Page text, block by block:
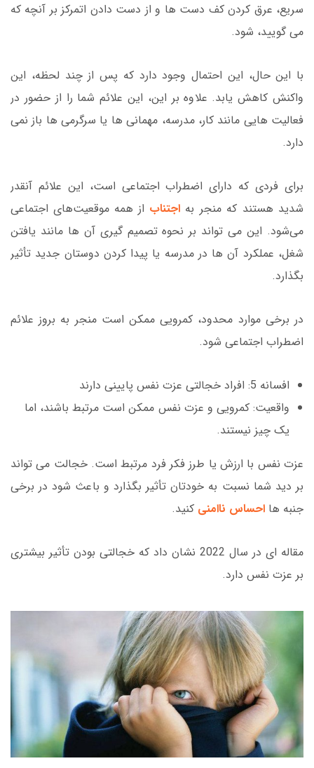
سریع، عرق کردن کف دست ها و از دست دادن اتمرکز بر آنچه که
می گویید، شود.
با این حال، این احتمال وجود دارد که پس از چند لحظه، این
واکنش کاهش یابد. علاوه بر این، این علائم شما را از حضور در
فعالیت هایی مانند کار، مدرسه، مهمانی ها یا سرگرمی ها باز نمی
دارد.
برای فردی که دارای اضطراب اجتماعی است، این علائم آنقدر
شدید هستند که منجر به اجتناب از همه موقعیت‌های اجتماعی
می‌شود. این می تواند بر نحوه تصمیم گیری آن ها مانند یافتن
شغل، عملکرد آن ها در مدرسه یا پیدا کردن دوستان جدید تأثیر
بگذارد.
در برخی موارد محدود، کمرویی ممکن است منجر به بروز علائم
اضطراب اجتماعی شود.
افسانه 5: افراد خجالتی عزت نفس پایینی دارند
واقعیت: کمرویی و عزت نفس ممکن است مرتبط باشند، اما
یک چیز نیستند.
عزت نفس با ارزش یا طرز فکر فرد مرتبط است. خجالت می تواند
بر دید شما نسبت به خودتان تأثیر بگذارد و باعث شود در برخی
جنبه ها احساس ناامنی کنید.
مقاله ای در سال 2022 نشان داد که خجالتی بودن تأثیر بیشتری
بر عزت نفس دارد.